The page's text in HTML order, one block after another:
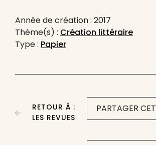
Année de création : 2017
Thème(s) : Création littéraire
Type : Papier
PARTAGER
RETOUR À :
LES REVUES